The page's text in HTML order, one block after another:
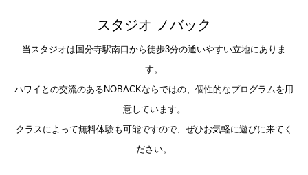
スタジオ ノバック
当スタジオは国分寺駅南口から徒歩3分の通いやすい立地にありま
す。
ハワイとの交流のあるNOBACKならではの、個性的なプログラムを用
意しています。
クラスによって無料体験も可能ですので、ぜひお気軽に遊びに来てく
ださい。